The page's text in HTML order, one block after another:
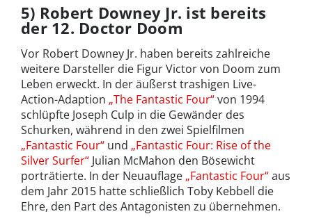
5) Robert Downey Jr. ist bereits
der 12. Doctor Doom
Vor Robert Downey Jr. haben bereits zahlreiche
weitere Darsteller die Figur Victor von Doom zum
Leben erweckt. In der äußerst trashigen Live-
Action-Adaption „The Fantastic Four“von 1994
schlüpfte Joseph Culp in die Gewänder des
Schurken, während in den zwei Spielfilmen
„Fantastic Four“ und „Fantastic Four: Rise of the
Silver Surfer“ Julian McMahon den Bösewicht
porträtierte. In der Neuauflage „Fantastic Four“aus
dem Jahr 2015 hatte schließlich Toby Kebbell die
Ehre, den Part des Antagonisten zu übernehmen.